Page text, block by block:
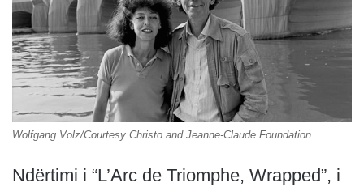
Wolfgang Volz/Courtesy Christo and Jeanne-Claude Foundation
Ndërtimi i “L’Arc de Triomphe, Wrapped”, i